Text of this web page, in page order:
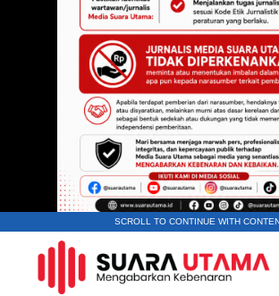
SCROLL TO CONTINUE WITH